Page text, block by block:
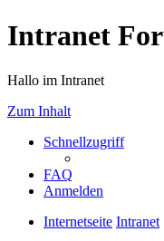
Intranet
Hallo im Intranet
Zum Inhalt
Schnellzugriff
FAQ
Anmelden
Internetseite Intranet